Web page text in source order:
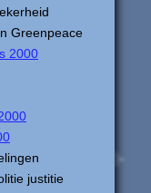
Greenpeace
2000
justitie